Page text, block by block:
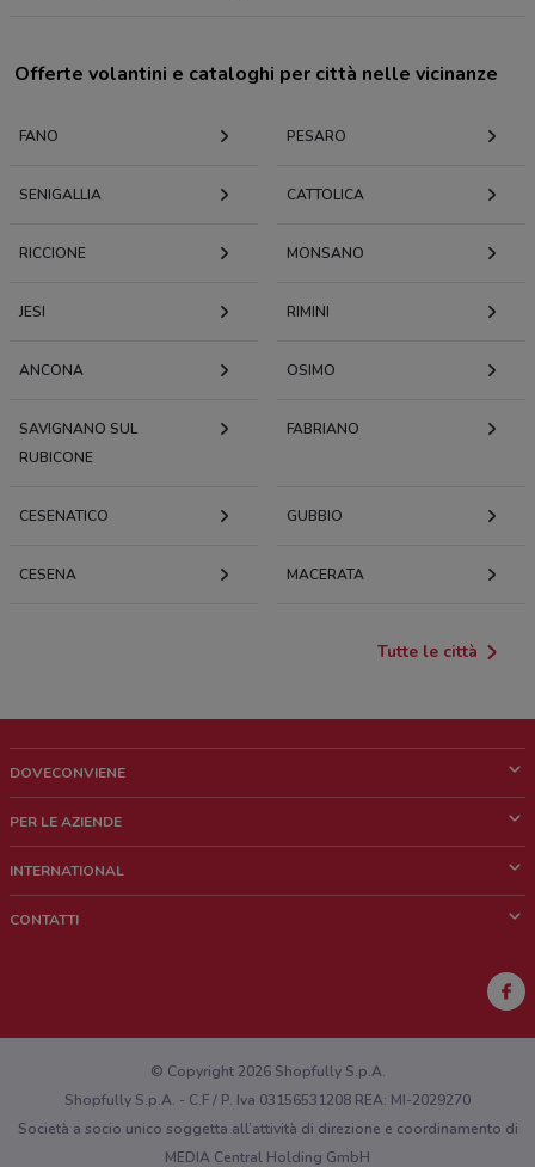
Offerte volantini e cataloghi per città nelle vicinanze
FANO PESARO
SENIGALLIA CATTOLICA
RICCIONE MONSANO
JESI RIMINI
ANCONA OSIMO
SAVIGNANO SUL
RUBICONE
FABRIANO
CESENATICO GUBBIO
CESENA MACERATA
Tutte le città
DOVECONVIENE
Chi siamo
Lavora con noi
PER LE AZIENDE
Richieste commerciali e marketing
INTERNATIONAL
CONTATTI
Hai un malfunzionamento sul web o sull'app?
© Copyright 2026 Shopfully S.p.A.
Shopfully S.p.A. - C.F / P. Iva 03156531208 REA: MI-2029270
Società a socio unico soggetta all’attività di direzione e coordinamento di
MEDIA Central Holding GmbH